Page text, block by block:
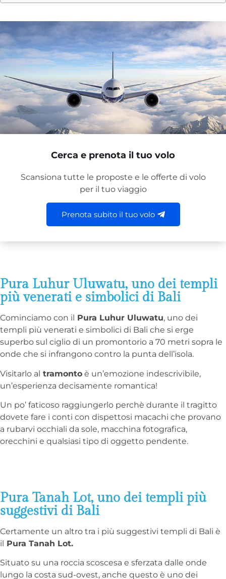
Cerca e prenota il tuo volo
Scansiona tutte le proposte e le offerte di volo
per il tuo viaggio
Prenota subito il tuo volo
Pura Luhur Uluwatu, uno dei templi
più venerati e simbolici di Bali
Cominciamo con il Pura Luhur Uluwatu, uno dei
templi più venerati e simbolici di Bali che si erge
superbo sul ciglio di un promontorio a 70 metri sopra le
onde che si infrangono contro la punta dell’isola.
Visitarlo al tramonto è un’emozione indescrivibile,
un’esperienza decisamente romantica!
Un po’ faticoso raggiungerlo perchè durante il tragitto
dovete fare i conti con dispettosi macachi che provano
a rubarvi occhiali da sole, macchina fotografica,
orecchini e qualsiasi tipo di oggetto pendente.
Pura Tanah Lot, uno dei templi più
suggestivi di Bali
Certamente un altro tra i più suggestivi templi di Bali è
il Pura Tanah Lot.
Situato su una roccia scoscesa e sferzata dalle onde
lungo la costa sud-ovest, anche questo è uno dei